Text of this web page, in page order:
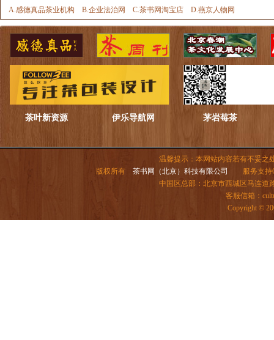
A.感德真品茶业机构 B.企业法治网 C.茶书网淘宝店 D.燕京人物网
茶叶新资源 伊乐导航网 茅岩莓茶
温馨提示：本网站内容若有不妥之
版权所有茶书网（北京）科技有限公司
服务支持
中国区总部：北京市西城区马连道
客服信箱：
Copyright ©